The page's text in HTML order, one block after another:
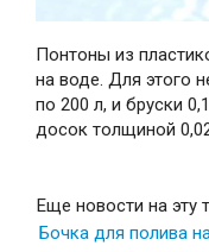
Понтоны из
на воде. Для этого
по 200 л, и бруски
досок толщиной
Еще новости на эту
Бочка для полива